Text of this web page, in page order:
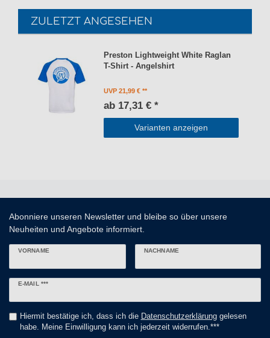
ZULETZT ANGESEHEN
Preston Lightweight White Raglan
T-Shirt - Angelshirt
UVP 21,99 €
ab 17,31 € *
Varianten anzeigen
Abonniere unseren Newsletter und bleibe so über unsere
Neuheiten und Angebote informiert.
VORNAME NACHNAME
E-MAIL ***
Newsletter
Hiermit bestätige ich, dass ich die Daten­schutz­erklärunggelesen
habe. Meine Einwilligung kann ich jederzeit widerrufen.***